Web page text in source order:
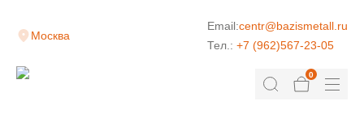
Москва
Email:centr@bazismetall.ru
Тел.: +7 (962)567-23-05
0